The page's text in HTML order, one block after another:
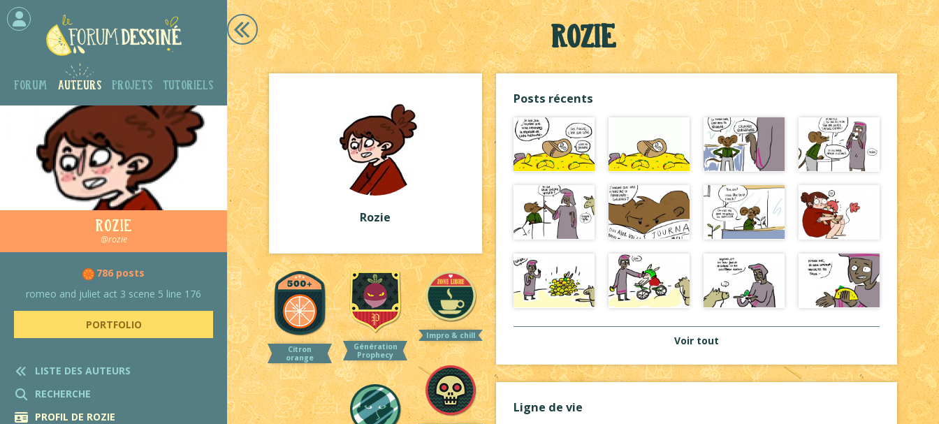
Forum Auteurs Projets Tutoriels
Rozie
@rozie
786 posts
romeo and juliet act 3 scene 5 line 176
PORTFOLIO
LISTE DES AUTEURS
RECHERCHE
PROFIL DE ROZIE
Rozie
Rozie
Citron
orange
Génération
Prophecy
Impro & chill
Posts récents
Voir tout
Ligne de vie